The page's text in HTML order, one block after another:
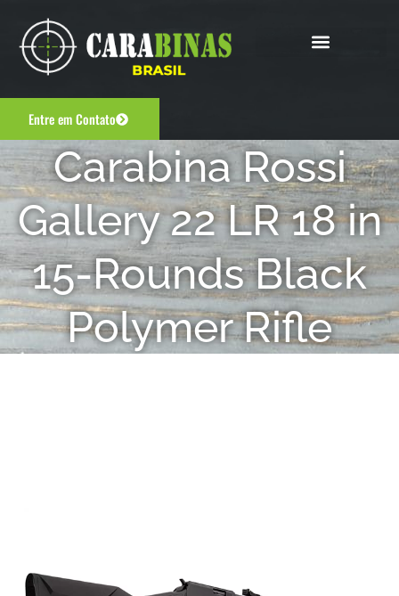
Entre em Contato
Carabina Rossi
Gallery 22 LR 18 in
15-Rounds Black
Polymer Rifle